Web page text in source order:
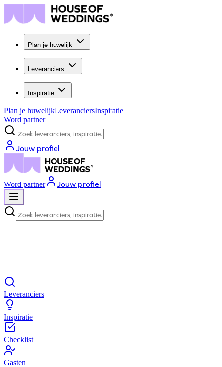
Plan je huwelijk
Leveranciers
Inspiratie
Plan je huwelijkLeveranciersInspiratie
Word partner
Zoek leveranciers, inspiratie...
Jouw profiel
Word partner Jouw profiel
Zoek leveranciers, inspiratie...
Leveranciers
Inspiratie
Checklist
Gasten